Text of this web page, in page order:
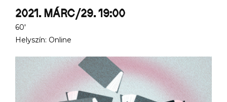
2021. MÁRC/29. 19:00
60'
Helyszín: Online